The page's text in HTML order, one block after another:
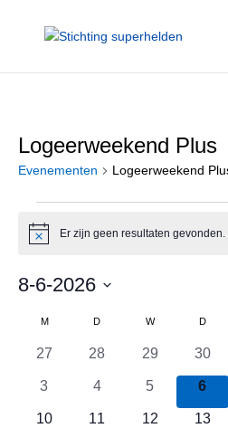
Logeerweekend Plus
Evenementen Logeerweekend
Evenementen
BerichtEr zijn geen resultaten gevonden.
8-6-2026
datum.
Kalender
van
Evenementen
MMAANDAGD DINSDAGWWOENSDAG
D
0
27
0
28
0
evenementen
29
0
30
0
3
0
evenementen
4
0
evenementen
5
0
6
0
10
0
11
0
12
0
13